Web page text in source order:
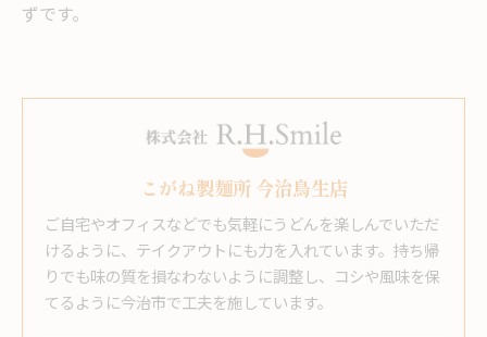
ずです。
こがね製麺所 今治鳥生店
ご自宅やオフィスなどでも気軽にうどんを楽しんでいただ
けるように、テイクアウトにも力を入れています。持ち帰
りでも味の質を損なわないように調整し、コシや風味を保
てるように今治市で工夫を施しています。